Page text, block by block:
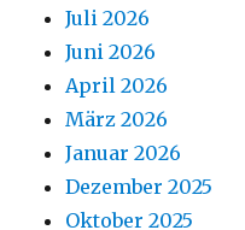
Juli 2026
Juni 2026
April 2026
März 2026
Januar 2026
Dezember 2025
Oktober 2025